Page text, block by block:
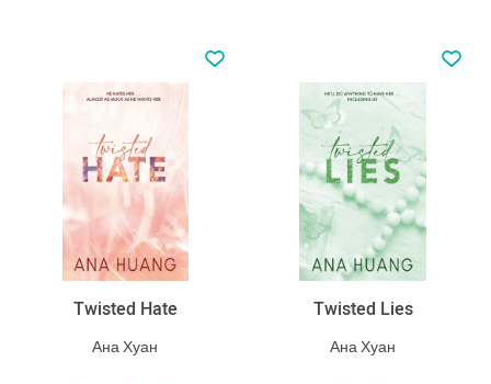
Twisted Hate
Ана Хуан
Twisted Lies
Ана Хуан